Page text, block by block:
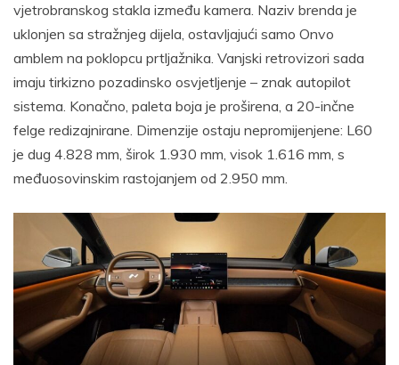
vjetrobranskog stakla između kamera. Naziv brenda je
uklonjen sa stražnjeg dijela, ostavljajući samo Onvo
amblem na poklopcu prtljažnika. Vanjski retrovizori sada
imaju tirkizno pozadinsko osvjetljenje – znak autopilot
sistema. Konačno, paleta boja je proširena, a 20-inčne
felge redizajnirane. Dimenzije ostaju nepromijenjene: L60
je dug 4.828 mm, širok 1.930 mm, visok 1.616 mm, s
međuosovinskim rastojanjem od 2.950 mm.